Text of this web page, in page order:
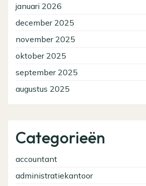
januari 2026
december 2025
november 2025
oktober 2025
september 2025
augustus 2025
Categorieën
accountant
administratiekantoor